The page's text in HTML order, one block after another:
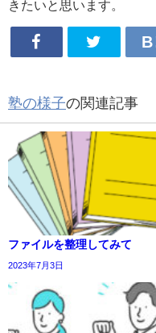
きたいと思います。
塾の様子の関連記事
ファイルを整理してみて
2023年7月3日